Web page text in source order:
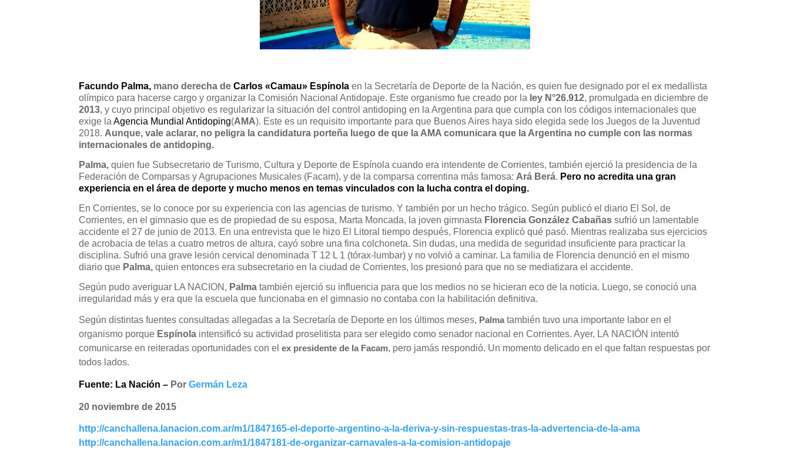
Facundo Palma, mano derecha deCarlos «Camau» Espínolaen la Secretaría de Deporte de la Nación, es quien fue designado por el ex medallista
olímpico para hacerse cargo y organizar la Comisión Nacional Antidopaje. Este organismo fue creado por la ley N°26.912, promulgada en diciembre de
2013, y cuyo principal objetivo es regularizar la situación del control antidoping en la Argentina para que cumpla con los códigos internacionales que
exige laAgencia Mundial Antidoping(AMA). Este es un requisito importante para que Buenos Aires haya sido elegida sede los Juegos de la Juventud
2018. Aunque, vale aclarar, no peligra la candidatura porteña luego de que la AMA comunicara que la Argentina no cumple con las normas
internacionales de antidoping.
Palma, quien fue Subsecretario de Turismo, Cultura y Deporte de Espínola cuando era intendente de Corrientes, también ejerció la presidencia de la
Federación de Comparsas y Agrupaciones Musicales (Facam), y de la comparsa correntina más famosa: Ará Berá. Pero no acredita una gran
experiencia en el área de deporte y mucho menos en temas vinculados con la lucha contra el doping.
En Corrientes, se lo conoce por su experiencia con las agencias de turismo. Y también por un hecho trágico. Según publicó el diario El Sol, de
Corrientes, en el gimnasio que es de propiedad de su esposa, Marta Moncada, la joven gimnasta Florencia González Cabañas sufrió un lamentable
accidente el 27 de junio de 2013. En una entrevista que le hizo El Litoral tiempo después, Florencia explicó qué pasó. Mientras realizaba sus ejercicios
de acrobacia de telas a cuatro metros de altura, cayó sobre una fina colchoneta. Sin dudas, una medida de seguridad insuficiente para practicar la
disciplina. Sufrió una grave lesión cervical denominada T 12 L 1 (tórax-lumbar) y no volvió a caminar. La familia de Florencia denunció en el mismo
diario que Palma, quien entonces era subsecretario en la ciudad de Corrientes, los presionó para que no se mediatizara el accidente.
Según pudo averiguar LA NACION, Palmatambién ejerció su influencia para que los medios no se hicieran eco de la noticia. Luego, se conoció una
irregularidad más y era que la escuela que funcionaba en el gimnasio no contaba con la habilitación definitiva.
Según distintas fuentes consultadas allegadas a la Secretaría de Deporte en los últimos meses, Palmatambién tuvo una importante labor en el
organismo porque Espínola intensificó su actividad proselitista para ser elegido como senador nacional en Corrientes. Ayer, LA NACIÓN intentó
comunicarse en reiteradas oportunidades con elex presidente de la Facam, pero jamás respondió. Un momento delicado en el que faltan respuestas por
todos lados.
Fuente: La Nación – PorGermán Leza
20 noviembre de 2015
http://canchallena.lanacion.com.ar/m1/1847165-el-deporte-argentino-a-la-deriva-y-sin-respuestas-tras-la-advertencia-de-la-ama
http://canchallena.lanacion.com.ar/m1/1847181-de-organizar-carnavales-a-la-comision-antidopaje